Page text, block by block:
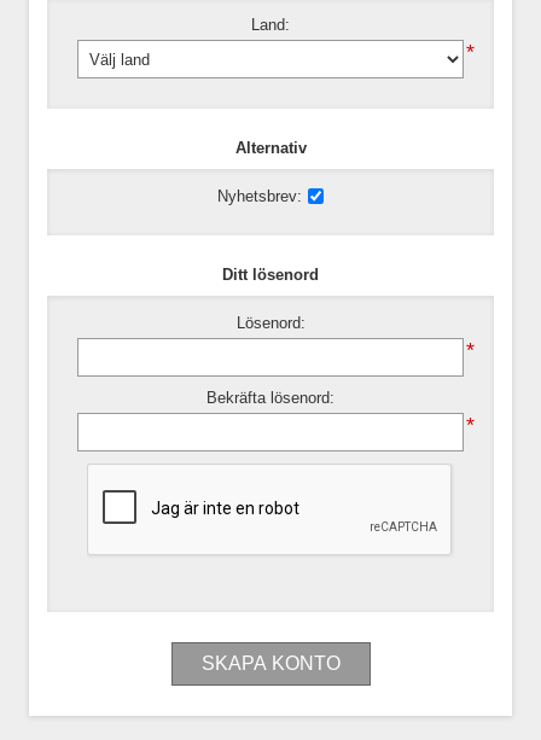
Land:
*
Alternativ
Nyhetsbrev:
Ditt lösenord
Lösenord:
*
Bekräfta lösenord:
*